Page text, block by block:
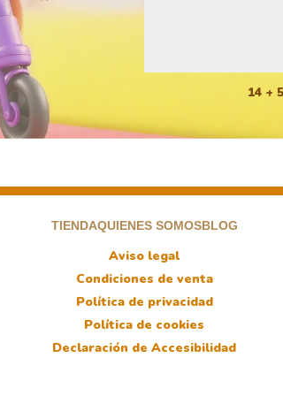
14 + 5
TIENDAQUIENES SOMOSBLOG
Aviso legal
Condiciones de venta
Política de privacidad
Política de cookies
Declaración de Accesibilidad